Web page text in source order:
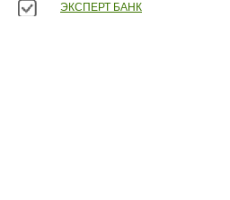
ЭКСПЕРТ БАНК